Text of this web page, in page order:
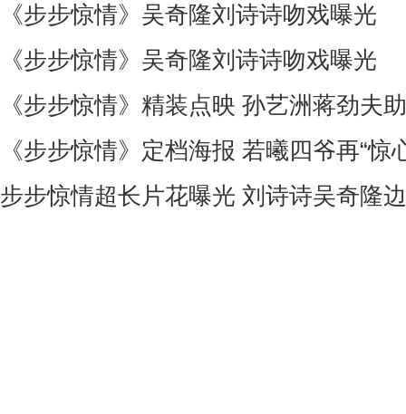
《步步惊情》吴奇隆刘诗诗吻戏曝光
《步步惊情》吴奇隆刘诗诗吻戏曝光
《步步惊情》精装点映 孙艺洲蒋劲夫
《步步惊情》定档海报 若曦四爷再“惊
步步惊情超长片花曝光 刘诗诗吴奇隆